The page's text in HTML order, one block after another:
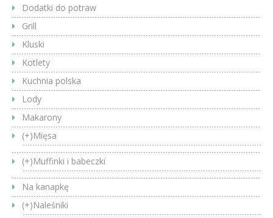
Dodatki do potraw
Grill
Kluski
Kotlety
Kuchnia polska
Lody
Makarony
(+)Mięsa
(+)Muffinki i babeczki
Na kanapkę
(+)Naleśniki